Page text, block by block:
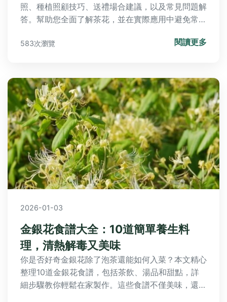
照、種植照顧技巧、送禮場合建議，以及常見問題解
答。幫助您全面了解茶花，並在實際應用中避免常見
583次瀏覽 閱讀更多
2026-01-03
金銀花食譜大全：10道簡單養生料
理，清熱解毒又美味
你是否好奇金銀花除了泡茶還能如何入菜？本文精心
整理10道金銀花食譜，包括茶飲、湯品和甜點，詳
細步驟教你輕鬆在家製作。這些食譜不僅美味，還能